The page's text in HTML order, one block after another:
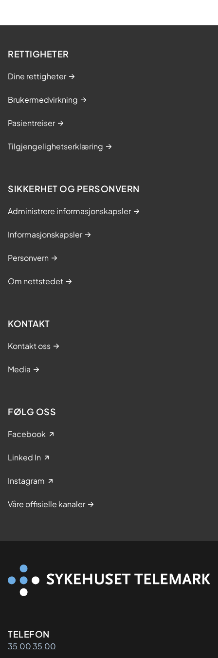
RETTIGHETER
Dine rettigheter
Brukermedvirkning
Pasientreiser
Tilgjengelighetserklæring
SIKKERHET OG PERSONVERN
Administrere informasjonskapsler
Informasjonskapsler
Personvern
Om nettstedet
KONTAKT
Kontakt oss
Media
FØLG OSS
Facebook
Linked In
Instagram
Våre offisielle kanaler
Kontaktinformasjon
TELEFON
35 00 35 00